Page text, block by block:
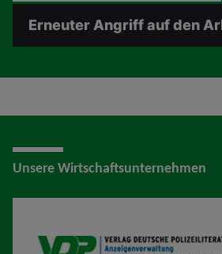
Erneuter Angriff auf den
Unsere Wirtschaftsunternehmen
VDP AV